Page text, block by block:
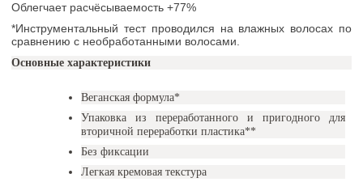
Облегчает расчёсываемость +77%
*Инструментальный тест проводился на влажных волосах по
сравнению с необработанными волосами.
Основные характеристики
Веганская формула*
Упаковка из переработанного и пригодного для
вторичной переработки пластика**
Без фиксации
Легкая кремовая текстура